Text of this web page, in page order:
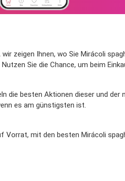
zeigen Ihnen, wo Sie Mirácoli
Sie die Chance, um beim
die besten Aktionen dieser und der
es am günstigsten ist.
Vorrat, mit den besten Mirácoli